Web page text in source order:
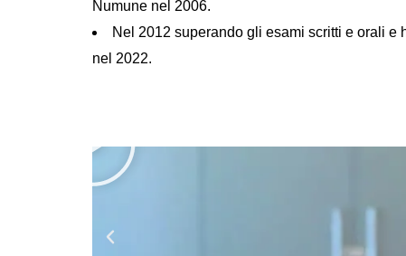
Numune nel 2006.
Nel 2012 superando gli esami scritti e orali e
nel 2022.